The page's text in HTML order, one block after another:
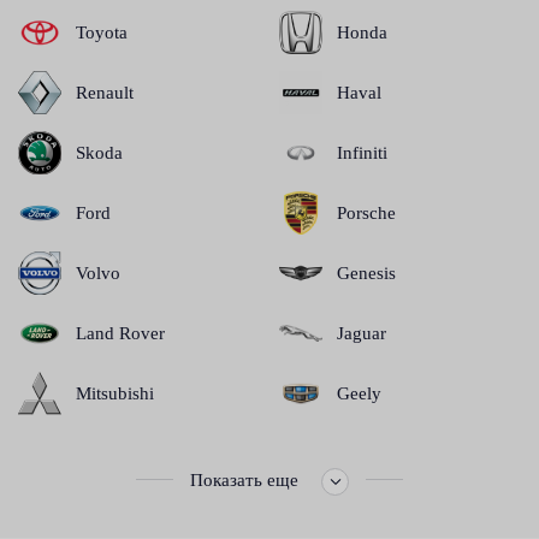
Toyota
Renault
Skoda
Ford
Volvo
Land Rover
Mitsubishi
Honda
Haval
Infiniti
Porsche
Genesis
Jaguar
Geely
Показать еще